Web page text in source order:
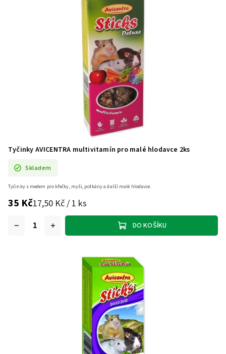
Tyčinky AVICENTRA multivitamín pro malé hlodavce 2ks
Skladem
35 Kč17,50 Kč / 1 ks
DO KOŠÍKU
Tyčinky s medem pro křečky, myši, potkány a další malé hlodavce.